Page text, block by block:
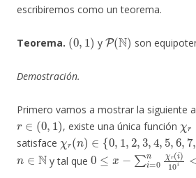
escribiremos como un teorema.
Teorema.
(0 )
y
N )
son
Demostración.
Primero vamos a mostrar la siguiente
r ∈(0,1
, existe una única función
χ r:
satisface
χ r(n)∈ {0,1,2,3, 4,5,6,7 8,9
n∈N
y tal que
0≤x− ∑i =0nχr (i)10 i<